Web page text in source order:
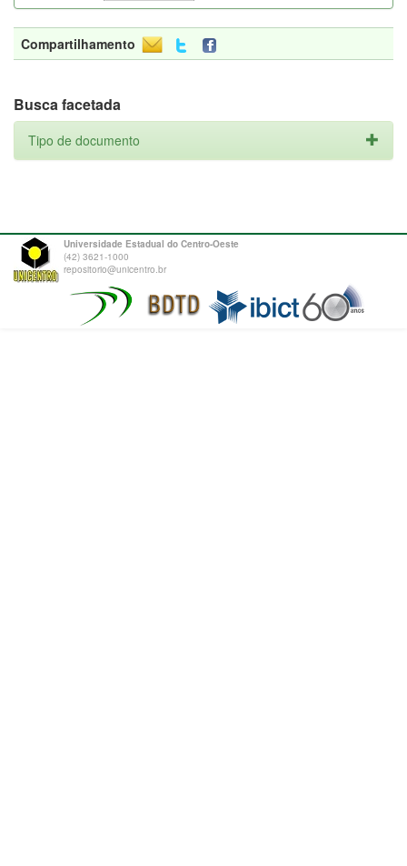
Compartilhamento
Busca facetada
Tipo de documento
Universidade Estadual do Centro-Oeste
(42) 3621-1000
repositorio@unicentro.br